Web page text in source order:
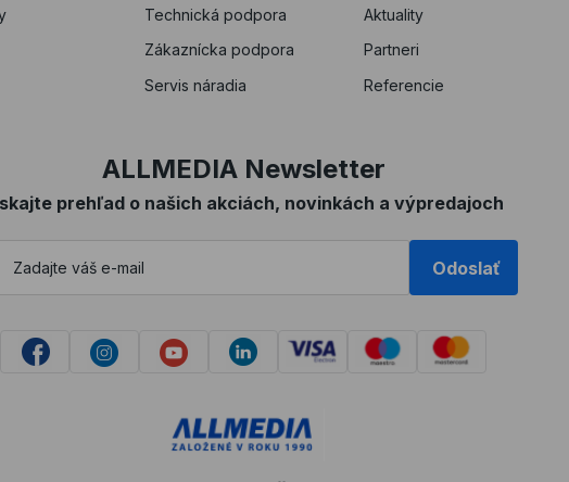
Technická podpora
Zákaznícka podpora
Servis náradia
Aktuality
Partneri
Referencie
ALLMEDIA Newsletter
prehľad o našich akciách, novinkách a výpredajoch
Odoslať